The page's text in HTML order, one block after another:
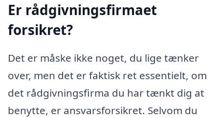
Er rådgivningsfirmaet
forsikret?
Det er måske ikke noget, du lige tænker
over, men det er faktisk ret essentielt, om
det rådgivningsfirma du har tænkt dig at
benytte, er ansvarsforsikret. Selvom du